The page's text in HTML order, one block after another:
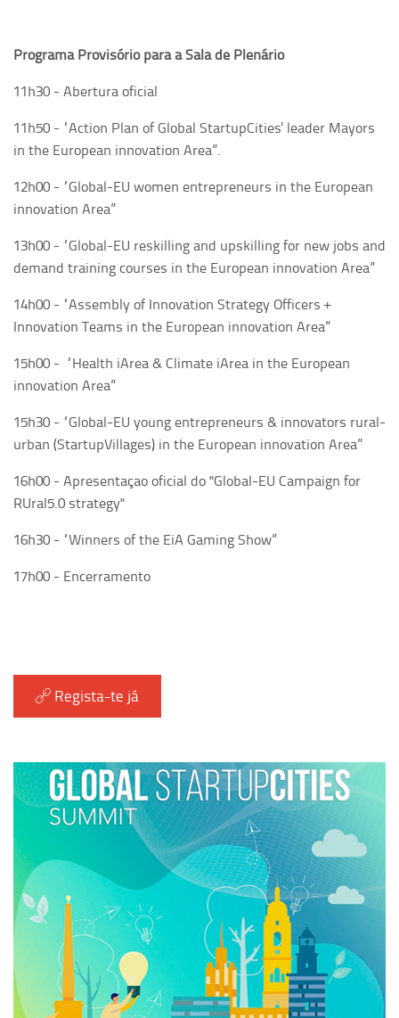
Programa Provisório para a Sala de Plenário
11h30 - Abertura oficial
11h50 - “Action Plan of Global StartupCities' leader Mayors
in the European innovation Area”.
12h00 - “Global-EU women entrepreneurs in the European
innovation Area”
13h00 - “Global-EU reskilling and upskilling for new jobs and
demand training courses in the European innovation Area”
14h00 - “Assembly of Innovation Strategy Officers +
Innovation Teams in the European innovation Area”
15h00 - “Health iArea & Climate iArea in the European
innovation Area”
15h30 - “Global-EU young entrepreneurs & innovators rural-
urban (StartupVillages) in the European innovation Area”
16h00 - Apresentaçao oficial do "Global-EU Campaign for
RUral5.0 strategy"
16h30 - “Winners of the EiA Gaming Show”
17h00 - Encerramento
Regista-te já